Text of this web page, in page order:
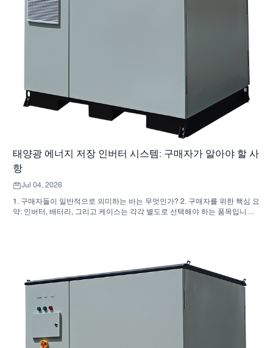
태양광 에너지 저장 인버터 시스템: 구매자가 알아야 할 사
항
Jul 04, 2026
1. 구매자들이 일반적으로 의미하는 바는 무엇인가? 2. 구매자를 위한 핵심 요
약: 인버터, 배터리, 그리고 케이스는 각각 별도로 선택해야 하는 품목입니다.